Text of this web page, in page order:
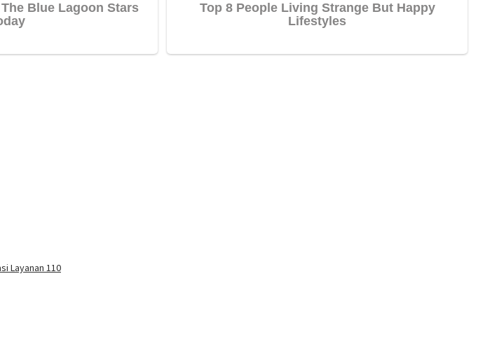
Layanan 110